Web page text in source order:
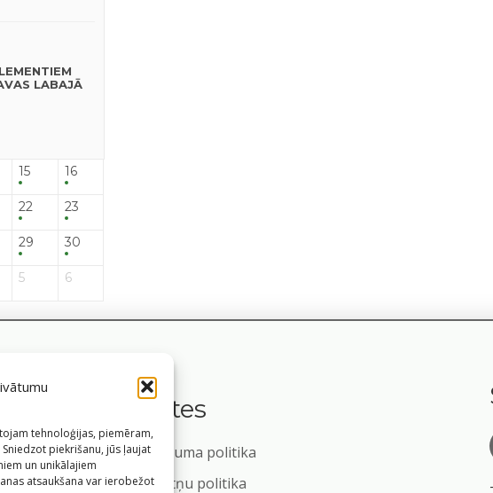
tehnoloģijas, piemēram,
piekrišanu, jūs ļaujat
un unikālajiem
atsaukšana var ierobežot
LABAJĀ
15 16
22 23
29 30
5 6
Saites
Privātuma politika
Sīkdatņu politika